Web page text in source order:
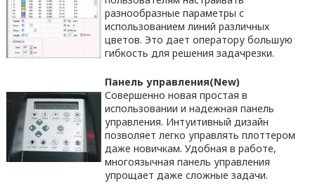
разнообразные параметры с
использованием линий различных
цветов. Это дает оператору большую
гибкость для решения задачрезки.
Панель управления(New)
Совершенно новая простая в
использовании и надежная панель
управления. Интуитивный дизайн
позволяет легко управлять плоттером
даже новичкам. Удобная в работе,
многоязычная панель управления
упрощает даже сложные задачи.